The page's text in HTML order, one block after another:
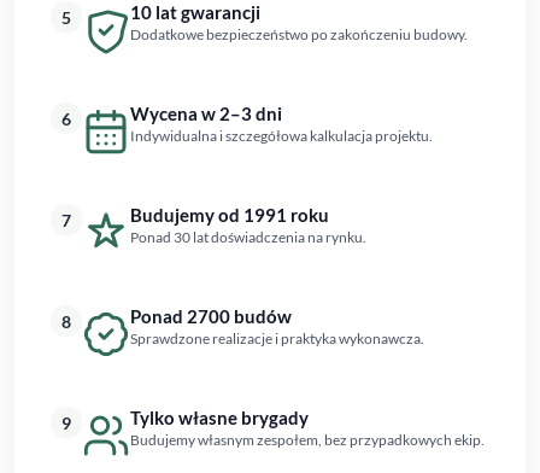
5 10 lat gwarancji
Dodatkowe bezpieczeństwo po zakończeniu budowy.
6 Wycena w 2–3 dni
Indywidualna i szczegółowa kalkulacja projektu.
7 Budujemy od 1991 roku
Ponad 30 lat doświadczenia na rynku.
8 Ponad 2700 budów
Sprawdzone realizacje i praktyka wykonawcza.
9 Tylko własne brygady
Budujemy własnym zespołem, bez przypadkowych ekip.